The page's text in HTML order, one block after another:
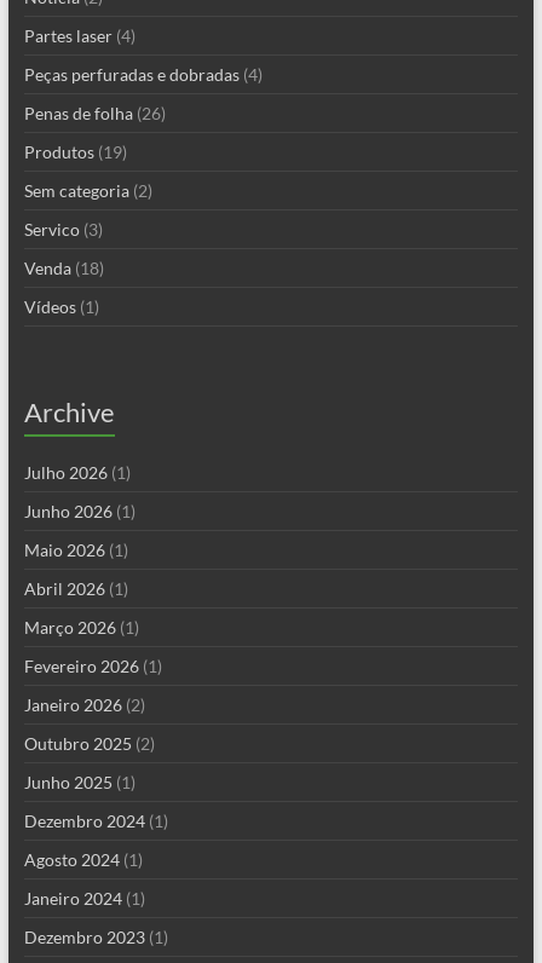
Partes laser(4)
Peças perfuradas e dobradas(4)
Penas de folha(26)
Produtos(19)
Sem categoria(2)
Servico(3)
Venda(18)
Vídeos(1)
Archive
Julho 2026(1)
Junho 2026(1)
Maio 2026(1)
Abril 2026(1)
Março 2026(1)
Fevereiro 2026(1)
Janeiro 2026(2)
Outubro 2025 (2)
Junho 2025 (1)
Dezembro 2024(1)
Agosto 2024(1)
Janeiro 2024(1)
Dezembro 2023(1)